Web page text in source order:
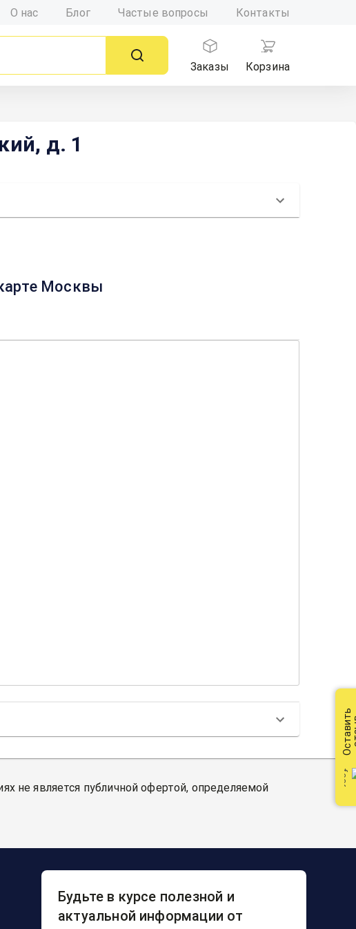
О нас Блог Частые вопросы Контакты
Заказы
Корзина
д. 1
Москвы
не является публичной офертой, определяемой
Будьте в курсе полезной и
актуальной информации от
Оставить